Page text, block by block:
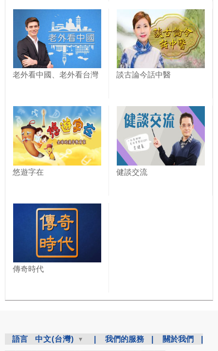
老外看中國、老外看台灣 談古論今話中醫
悠遊字在 健談交流
傳奇時代
語言 中文(台灣) 我們的服務 關於我們